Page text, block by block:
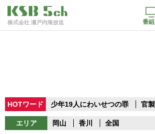
株式会社 瀬戸内海放送 番
HOTワード 少年19人にわいせつの罪 官
エリア 岡山 香川 全国